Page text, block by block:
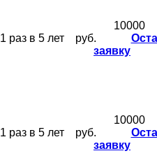
1 раз в 5 лет
10000
руб.
заявку
1 раз в 5 лет
10000
руб.
заявку